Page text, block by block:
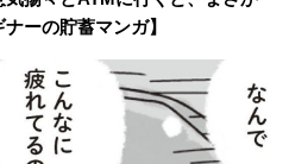
ーの貯蓄マンガ】